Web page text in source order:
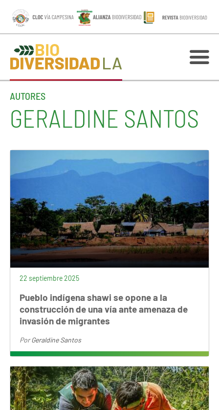
AUTORES
GERALDINE SANTOS
22 septiembre 2025
Pueblo indígena shawi se opone a la
construcción de una vía ante amenaza de
invasión de migrantes
PorGeraldine Santos